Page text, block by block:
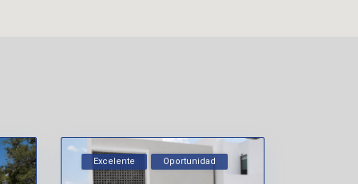
Excelente Oportunidad